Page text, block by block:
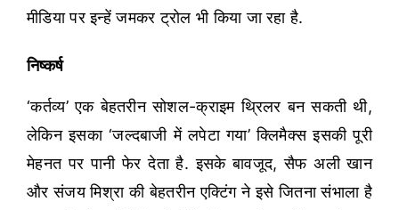
मीडिया पर इन्हें जमकर ट्रोल भी किया जा रहा है.
निष्कर्ष
‘कर्तव्य’ एक बेहतरीन सोशल-क्राइम थ्रिलर बन सकती थी,
लेकिन इसका ‘जल्दबाजी में लपेटा गया’ क्लिमैक्स इसकी पूरी
मेहनत पर पानी फेर देता है. इसके बावजूद, सैफ अली खान
और संजय मिश्रा की बेहतरीन एक्टिंग ने इसे जितना संभाला है